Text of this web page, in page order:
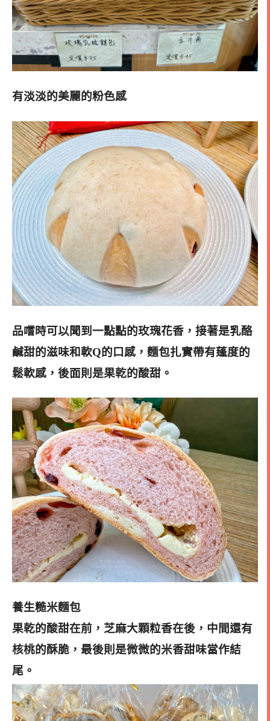
有淡淡的美麗的粉色感
品嚐時可以聞到一點點的玫瑰花香，接著是乳酪
鹹甜的滋味和軟Q的口感，麵包扎實帶有蓬度的
鬆軟感，後面則是果乾的酸甜 。
養生糙米麵包
果乾的酸甜在前，芝麻大顆粒香在後，中間還有
核桃的酥脆，最後則是微微的米香甜味當作結
尾。